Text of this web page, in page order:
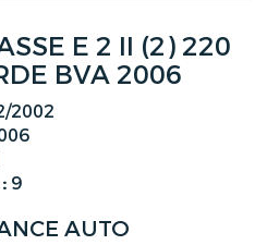
E 2 II (2) 220
BVA 2006
2002
9
AUTO